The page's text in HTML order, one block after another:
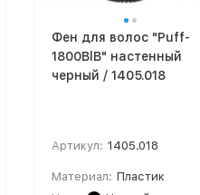
Фен для волос "Puff-
1800ВlB" настенный
черный / 1405.018
Артикул: 1405.018
Материал: Пластик